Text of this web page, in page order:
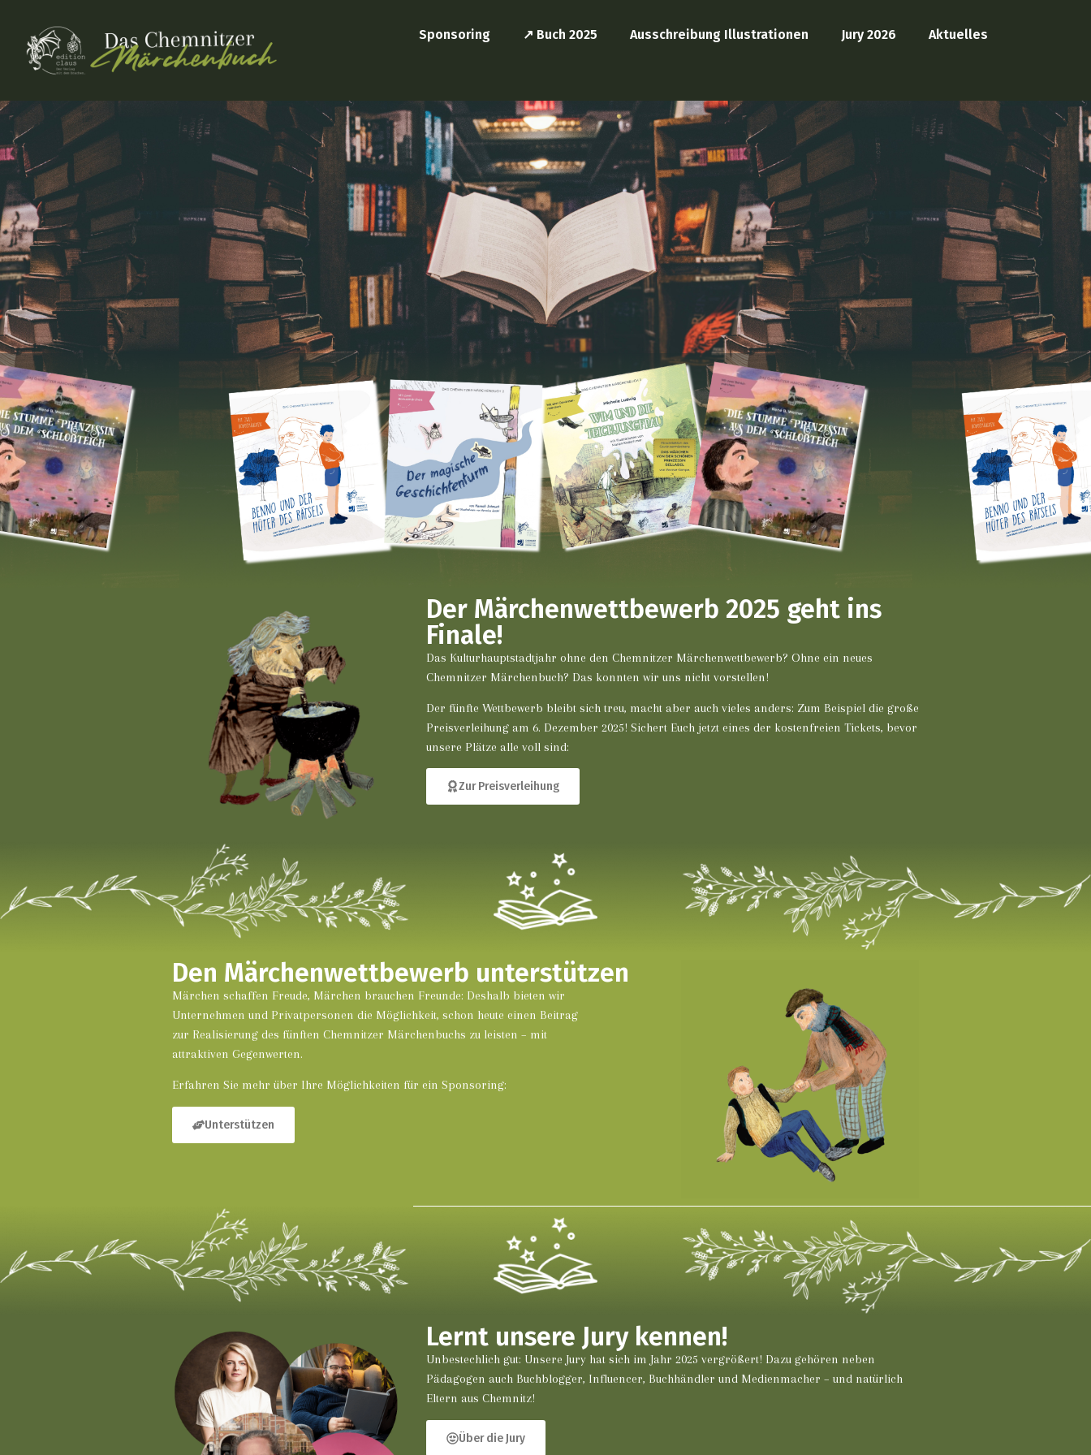
Sponsoring ↗️ Buch 2025 Ausschreibung Illustrationen Jury 2026 Aktuelles
Der Märchen­­wettbewerb 2025 geht ins
Finale!
Das Kulturhauptstadtjahr ohne den Chemnitzer Märchenwettbewerb? Ohne ein neues
Chemnitzer Märchenbuch? Das konnten wir uns nicht vorstellen!
Der fünfte Wettbewerb bleibt sich treu, macht aber auch vieles anders: Zum Beispiel die große
Preisverleihung am 6. Dezember 2025! Sichert Euch jetzt eines der kostenfreien Tickets, bevor
unsere Plätze alle voll sind:
Zur Preisverleihung
Den Märchen­wettbewerb unterstützen
Märchen schaffen Freude, Märchen brauchen Freunde: Deshalb bieten wir
Unternehmen und Privatpersonen die Möglichkeit, schon heute einen Beitrag
zur Realisierung des fünften Chemnitzer Märchenbuchs zu leisten – mit
attraktiven Gegenwerten.
Erfahren Sie mehr über Ihre Möglichkeiten für ein Sponsoring:
Unterstützen
Lernt unsere Jury kennen!
Unbestechlich gut: Unsere Jury hat sich im Jahr 2025 vergrößert! Dazu gehören neben
Pädagogen auch Buchblogger, Influencer, Buchhändler und Medienmacher – und natürlich
Eltern aus Chemnitz!
Über die Jury